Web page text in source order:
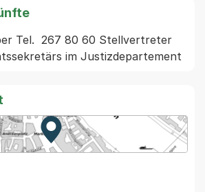
Tel.  267 80 60 Stellvertreter
Zur Karte von MapBS.
Externer Link, wird in einem